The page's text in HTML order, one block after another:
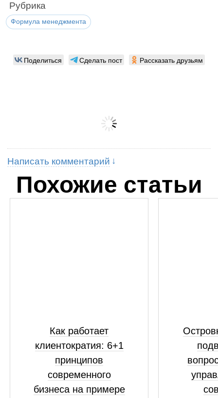
Рубрика
Формула менеджмента
Поделиться Сделать пост Рассказать друзьям
Написать комментарий
Похожие статьи
Как работает
клиентократия: 6+1
принципов
современного
бизнеса на примере